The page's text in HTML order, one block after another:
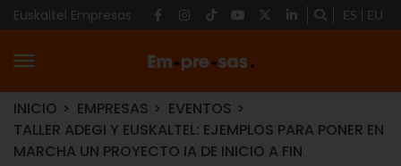
Euskaltel Empresas ES EU
INICIO EMPRESAS
EVENTOS
TALLER ADEGI Y EUSKALTEL: EJEMPLOS PARA PONER EN
MARCHA UN PROYECTO IA DE INICIO A FIN